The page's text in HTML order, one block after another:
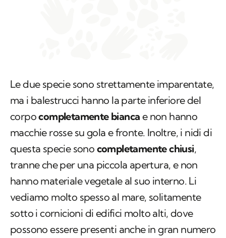
Le due specie sono strettamente imparentate,
ma i balestrucci hanno la parte inferiore del
corpocompletamente bianca e non hanno
macchie rosse su gola e fronte. Inoltre, i nidi di
questa specie sono completamente chiusi,
tranne che per una piccola apertura, e non
hanno materiale vegetale al suo interno. Li
vediamo molto spesso al mare, solitamente
sotto i cornicioni di edifici molto alti, dove
possono essere presenti anche in gran numero